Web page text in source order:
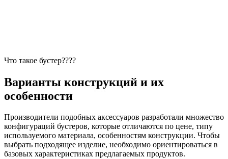
Что такое бустер????
Варианты конструкций и их
особенности
Производители подобных аксессуаров разработали множество
конфигураций бустеров, которые отличаются по цене, типу
используемого материала, особенностям конструкции. Чтобы
выбрать подходящее изделие, необходимо ориентироваться в
базовых характеристиках предлагаемых продуктов.